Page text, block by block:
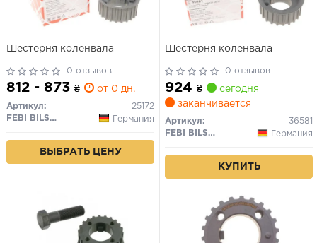
Шестерня коленвала
0 отзывов
812 - 873 ₴ от 0 дн.
Артикул:
25172
FEBI BILSTEIN
Германия
ВЫБРАТЬ ЦЕНУ
Шестерня коленвала
0 отзывов
924 ₴
сегодня
заканчивается
Артикул:
36581
FEBI BILSTEIN
Германия
КУПИТЬ